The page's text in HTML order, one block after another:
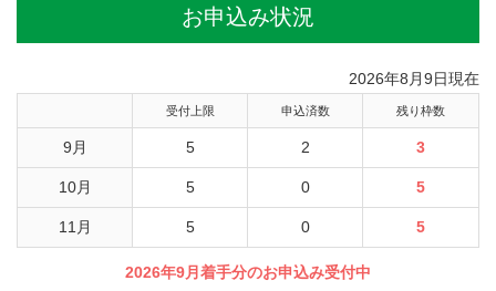
お申込み状況
2026年8月9日現在
受付上限 申込済数 残り枠数
9月 5 2 3
10月 5 0 5
11月 5 0 5
2026年9月着手分のお申込み受付中